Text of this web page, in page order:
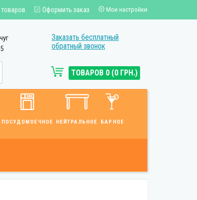
Оформить заказ Мои настройки
Заказать бесплатный
обратный звонок
ТОВАРОВ 0 (0 ГРН.)
ПОСУДОМОЕЧНОЕ НЕЙТРАЛЬНОЕ БАРНОЕ